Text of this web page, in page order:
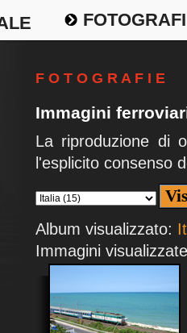
F O T O G R A F I E
Immagini
La riproduzione di
l'esplicito consenso
Album visualizzato:
Immagini